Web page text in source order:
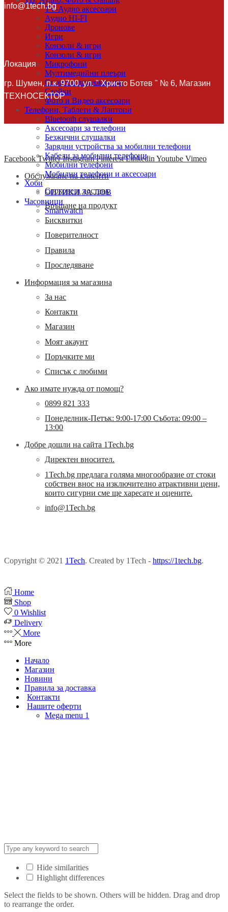
TV-Аудио аксесоари
Аудио HI-FI
Дронове
Игри
Конзоли & игри
Конзоли & игри
Микрофони
Мултимедийни плеъри
Спортни видеокамери
Стойки
Фото и Видео аксесоари
Телефони, Таблети & Лаптопи
Bluetooth слушалки
Аксесоари за телефони
Безжични слушалки
Зарядни устройства за мобилни телефони
Кабели за мобилни телефони
Мобилни телефони
Мобилни телефони и аксесоари
Хоби
ОПТИКИ ЗА ЛОВ
Часовници
Smartwatch
info@1tech.bg
Локация
гр. Шумен, п.к. 9700, ул. " Христо Ботев " № 6, Магазин
ТЕХНОСЕКТОР
Facebook Twitter Instagram Pinterest Linkedin Youtube Vimeo
Обслужване на клиенти
Срокове и доставк
Връщане на продукт
Бисквитки
Поверителност
Правила
Проследяване
Информация за магазина
За нас
Контакти
Магазин
Моят акаунт
Поръчките ми
Списък с любими
Ако имате нужда от помощ?
0899 821 333
Понеделник-Петък: 9:00-17:00 Събота: 09:00 –
13:00
Добре дошли на сайта 1Tech.bg
Директен вносител.
1Tech.bg предлага голяма многообразие от стоки
собствен внос на изключително атрактивни цени,
които сигурни сме ще харесате и оцените.
info@1Tech.bg
Copyright © 2021 1Tech. Created by 1Tech - https://1tech.bg.
Home
Shop
0 Wishlist
Delivery
More
More
Начало
Магазин
Новини
Правила за доставка
Контакти
Нашите оферти
Mega menu 1
Hide similarities
Highlight differences
Select the fields to be shown. Others will be hidden. Drag and drop
to rearrange the order.